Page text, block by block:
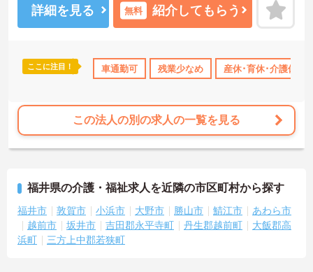
詳細を見る 無料 紹介してもらう
ここに注目！ 車通勤可 残業少なめ 産休･育休･介護休暇
この法人の別の求人の一覧を見る
福井県の介護・福祉求人を近隣の市区町村から探す
福井市 敦賀市 小浜市 大野市 勝山市 鯖江市
あわら市
越前市
坂井市 吉田郡永平寺町 丹生郡越前町
大飯郡高
浜町
三方上中郡若狭町